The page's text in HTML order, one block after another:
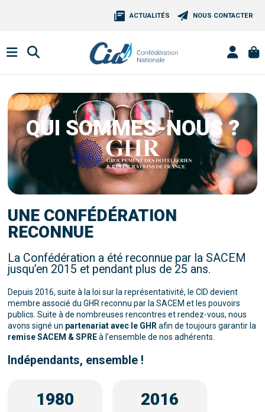
ACTUALITÉS NOUS CONTACTER
QUI SOMMES-NOUS ?
UNE CONFÉDÉRATION
RECONNUE
La Confédération a été reconnue par la SACEM
jusqu’en 2015 et pendant plus de 25 ans.
Depuis 2016, suite à la loi sur la représentativité, le CID devient
membre associé du GHR reconnu par la SACEM et les pouvoirs
publics. Suite à de nombreuses rencontres et rendez-vous, nous
avons signé un partenariat avec le GHRafin de toujours garantir la
remise SACEM & SPREà l’ensemble de nos adhérents.
Indépendants, ensemble !
1980 2016